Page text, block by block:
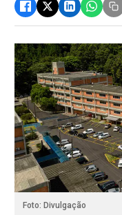
Foto: Divulgação